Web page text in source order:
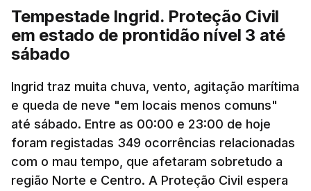
Tempestade Ingrid. Proteção Civil
em estado de prontidão nível 3 até
sábado
Ingrid traz muita chuva, vento, agitação marítima
e queda de neve "em locais menos comuns"
até sábado. Entre as 00:00 e 23:00 de hoje
foram registadas 349 ocorrências relacionadas
com o mau tempo, que afetaram sobretudo a
região Norte e Centro. A Proteção Civil espera